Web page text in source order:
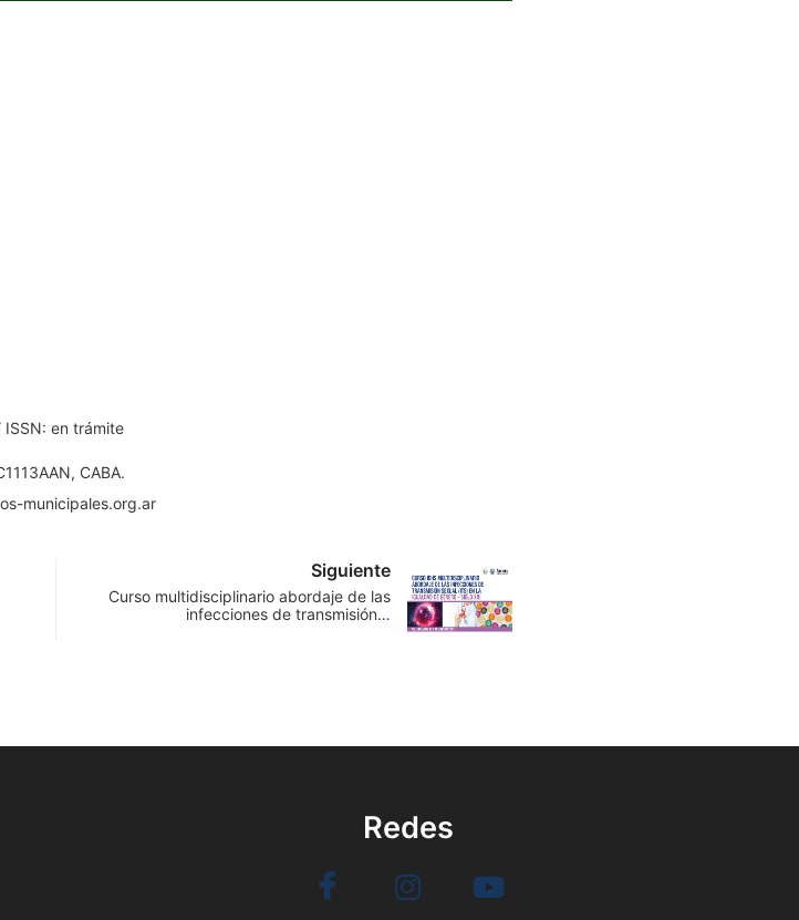
en trámite
CABA.
municipales.org.ar
Siguiente
Curso multidisciplinario abordaje de las
infecciones de transmisión…
Redes